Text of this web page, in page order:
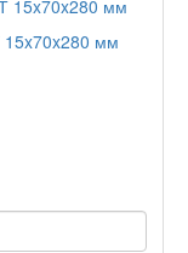
15x70x280 мм